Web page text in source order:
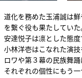
道化を務めた玉浦誠は
を繋ぐ役も果たしてい
安達悦子は凛とした態
小林洋壱はこなれた演
ロワや第３幕の民族舞
それぞれの個性にもう